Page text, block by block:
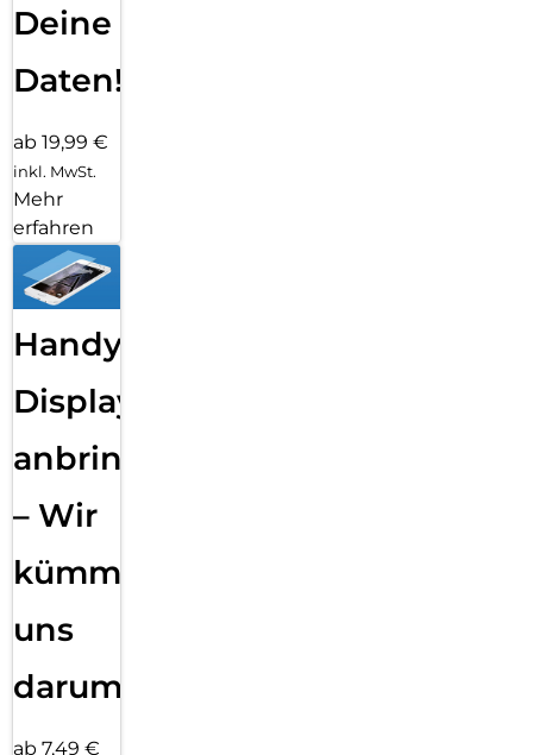
Deine
Daten!
ab 19,99 €
inkl. MwSt.
Mehr
erfahren
Handy
Displayfolie
anbringen
– Wir
kümmern
uns
darum!
ab 7,49 €